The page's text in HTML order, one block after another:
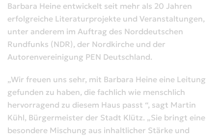
Barbara Heine entwickelt seit mehr als 20 Jahren
erfolgreiche Literaturprojekte und Veranstaltungen,
unter anderem im Auftrag des Norddeutschen
Rundfunks (NDR), der Nordkirche und der
Autorenvereinigung PEN Deutschland.
„Wir freuen uns sehr, mit Barbara Heine eine Leitung
gefunden zu haben, die fachlich wie menschlich
hervorragend zu diesem Haus passt “, sagt Martin
Kühl, Bürgermeister der Stadt Klütz. „Sie bringt eine
besondere Mischung aus inhaltlicher Stärke und